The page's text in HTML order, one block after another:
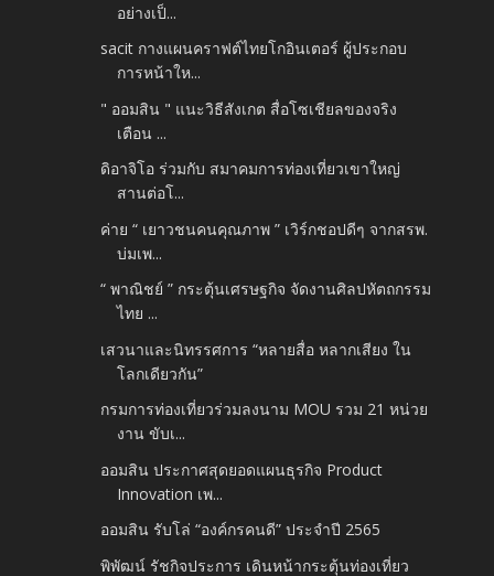
อย่างเป็...
sacit กางแผนคราฟต์ไทยโกอินเตอร์ ผู้ประกอบ
การหน้าให...
" ออมสิน " แนะวิธีสังเกต สื่อโซเชียลของจริง
เตือน ...
ดิอาจิโอ ร่วมกับ สมาคมการท่องเที่ยวเขาใหญ่
สานต่อโ...
ค่าย “ เยาวชนคนคุณภาพ ” เวิร์กชอปดีๆ จากสรพ.
บ่มเพ...
“ พาณิชย์ ” กระตุ้นเศรษฐกิจ จัดงานศิลปหัตถกรรม
ไทย ...
เสวนาและนิทรรศการ “หลายสื่อ หลากเสียง ใน
โลกเดียวกัน”
กรมการท่องเที่ยวร่วมลงนาม MOU รวม 21 หน่วย
งาน ขับเ...
ออมสิน ประกาศสุดยอดแผนธุรกิจ Product
Innovation เพ...
ออมสิน รับโล่ “องค์กรคนดี” ประจำปี 2565
พิพัฒน์ รัชกิจประการ เดินหน้ากระตุ้นท่องเที่ยว